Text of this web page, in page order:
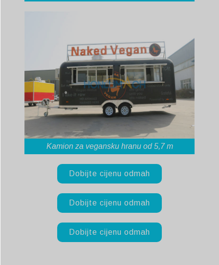
Kamion za vegansku hranu od 5,7 m
Dobijte cijenu odmah
Dobijte cijenu odmah
Dobijte cijenu odmah